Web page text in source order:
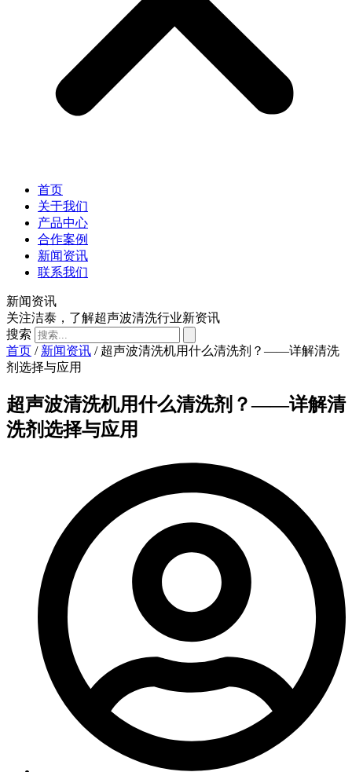
首页
关于我们
产品中心
合作案例
新闻资讯
联系我们
新闻资讯
关注洁泰，了解超声波清洗行业新资讯
搜索
首页 / 新闻资讯 / 超声波清洗机用什么清洗剂？——详解清洗
剂选择与应用
超声波清洗机用什么清洗剂？——详解清
洗剂选择与应用